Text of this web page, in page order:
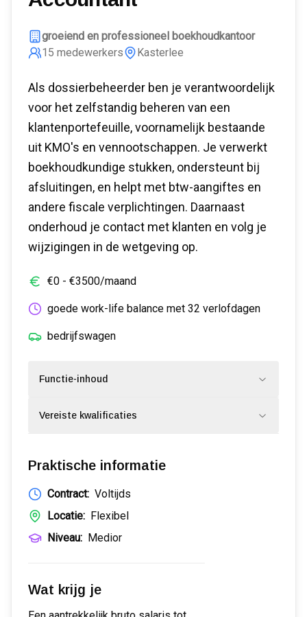
groeiend en professioneel boekhoudkantoor
15 medewerkers Kasterlee
Als dossierbeheerder ben je verantwoordelijk
voor het zelfstandig beheren van een
klantenportefeuille, voornamelijk bestaande
uit KMO's en vennootschappen. Je verwerkt
boekhoudkundige stukken, ondersteunt bij
afsluitingen, en helpt met btw-aangiftes en
andere fiscale verplichtingen. Daarnaast
onderhoud je contact met klanten en volg je
wijzigingen in de wetgeving op.
€0 - €3500/maand
goede work-life balance met 32 verlofdagen
bedrijfswagen
Functie-inhoud
Vereiste kwalificaties
Praktische informatie
Contract: Voltijds
Locatie: Flexibel
Niveau: Medior
Wat krijg je